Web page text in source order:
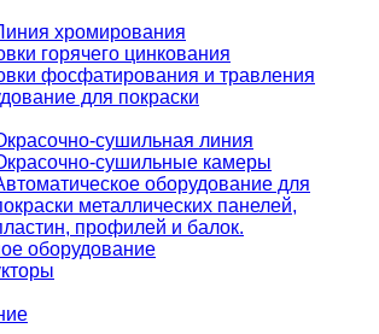
хромирования
горячего цинкования
фосфатирования и травления
для покраски
сушильная линия
сушильные камеры
оборудование для
металлических панелей,
профилей и балок.
оборудование